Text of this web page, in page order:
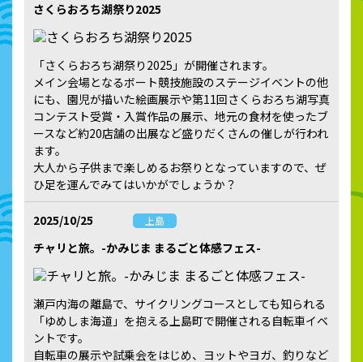
さくらおろち湖祭り2025
「さくらおろち湖祭り2025」が開催されます。
メイン会場となるボート競技施設のステージイベントの他
にも、園児が描いた絵画展示や第11回さくらおろち湖写真
コンテスト受賞・入賞作品の展示、地元の食材を使ったブ
ースなど約20店舗の出展など盛りだくさんの催しが行われ
ます。
大人から子供まで楽しめるお祭りとなっていますので、ぜ
ひ足を運んでみてはいかがでしょうか？
2025/10/25 上島
チャリと旅。-かみじま まるごと体感フェス-
瀬戸内海の離島で、サイクリングコースとしても知られる
「ゆめしま海道」を抱える上島町で開催される自転車イベ
ントです。
自転車の展示や試乗会をはじめ、ヨットやヨガ、釣りなど